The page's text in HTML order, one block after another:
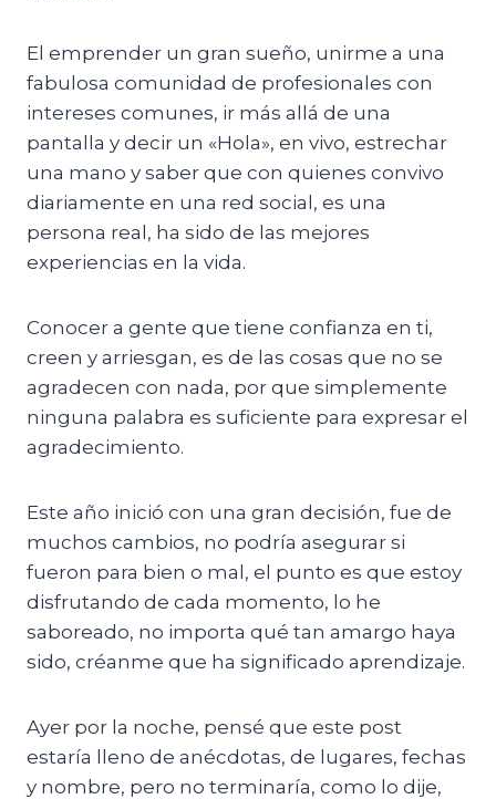
El emprender un gran sueño, unirme a una
fabulosa comunidad de profesionales con
intereses comunes, ir más allá de una
pantalla y decir un «Hola», en vivo, estrechar
una mano y saber que con quienes convivo
diariamente en una red social, es una
persona real, ha sido de las mejores
experiencias en la vida.
Conocer a gente que tiene confianza en ti,
creen y arriesgan, es de las cosas que no se
agradecen con nada, por que simplemente
ninguna palabra es suficiente para expresar el
agradecimiento.
Este año inició con una gran decisión, fue de
muchos cambios, no podría asegurar si
fueron para bien o mal, el punto es que estoy
disfrutando de cada momento, lo he
saboreado, no importa qué tan amargo haya
sido, créanme que ha significado aprendizaje.
Ayer por la noche, pensé que este post
estaría lleno de anécdotas, de lugares, fechas
y nombre, pero no terminaría, como lo dije,